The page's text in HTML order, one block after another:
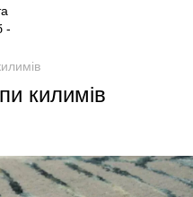
килимів